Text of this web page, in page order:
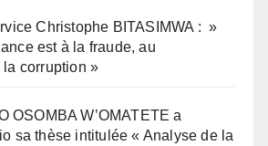
Christophe BITASIMWA : »
est à la fraude, au
corruption »
OSOMBA W’OMATETE a
sa thèse intitulée « Analyse de la